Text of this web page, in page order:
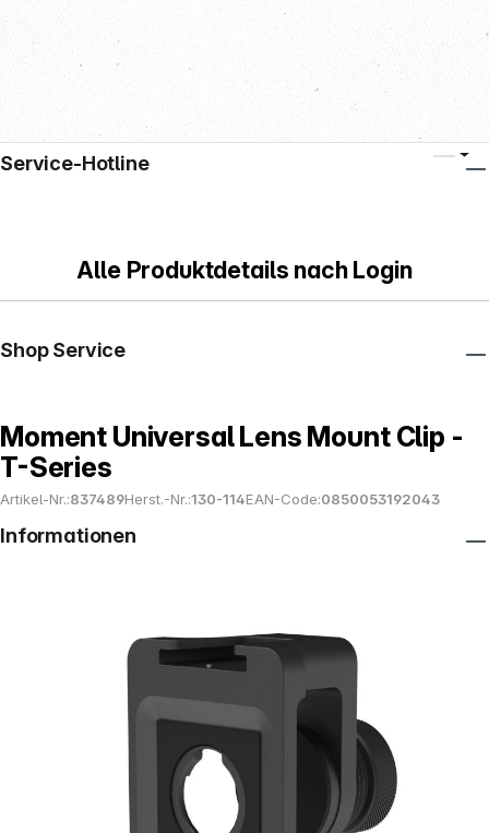
Alle Produktdetails nach Login
Moment Universal Lens Mount Clip -
T-Series
Artikel-Nr.:837489Herst.-Nr.:130-114EAN-Code:0850053192043
Service-Hotline
Shop Service
Informationen